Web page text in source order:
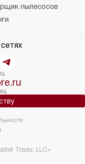
пылесосов
Trade, LLC»